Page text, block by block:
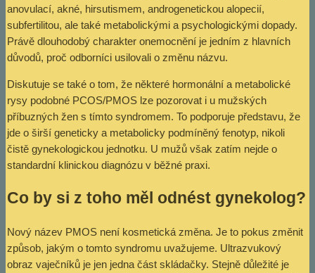
anovulací, akné, hirsutismem, androgenetickou alopecií,
subfertilitou, ale také metabolickými a psychologickými dopady.
Právě dlouhodobý charakter onemocnění je jedním z hlavních
důvodů, proč odborníci usilovali o změnu názvu.
Diskutuje se také o tom, že některé hormonální a metabolické
rysy podobné PCOS/PMOS lze pozorovat i u mužských
příbuzných žen s tímto syndromem. To podporuje představu, že
jde o širší geneticky a metabolicky podmíněný fenotyp, nikoli
čistě gynekologickou jednotku. U mužů však zatím nejde o
standardní klinickou diagnózu v běžné praxi.
Co by si z toho měl odnést gynekolog?
Nový název PMOS není kosmetická změna. Je to pokus změnit
způsob, jakým o tomto syndromu uvažujeme. Ultrazvukový
obraz vaječníků je jen jedna část skládačky. Stejně důležité je